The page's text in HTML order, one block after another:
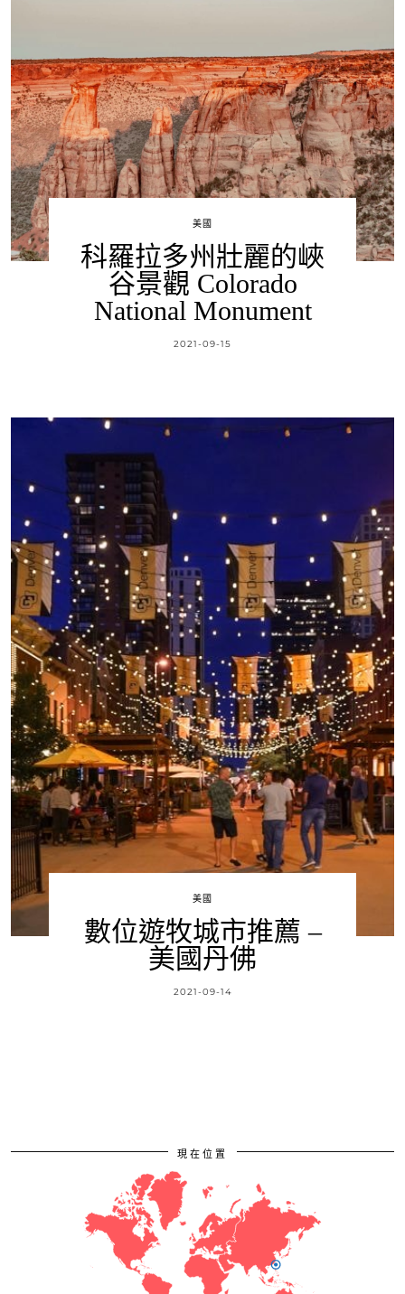
美國
科羅拉多州壯麗的峽
谷景觀 Colorado
National Monument
2021-09-15
美國
數位遊牧城市推薦 –
美國丹佛
2021-09-14
現在位置